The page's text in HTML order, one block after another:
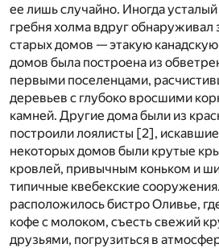
ее лишь случайно. Иногда
гребня холма вдруг
старых ­домов — этакую
домов была построена из
первыми поселенцами,
деревьев с глубоко вросшими
камней. Другие дома были из
построили лоялисты [2],
некоторых до­мов были крутые
кровлей, привычным­ коньком и
типичные квебекские
расположилось бистро Оливье,
кофе с молоком, съесть свежий
друзьями, погрузиться в